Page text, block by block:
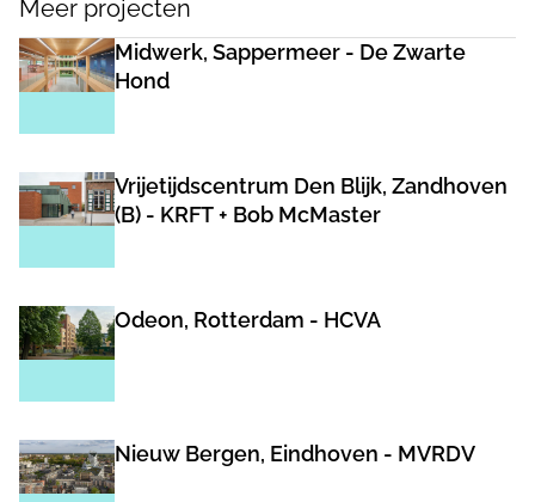
Meer projecten
Midwerk, Sappermeer - De Zwarte
Hond
Vrijetijdscentrum Den Blijk, Zandhoven
(B) - KRFT + Bob McMaster
Odeon, Rotterdam - HCVA
Nieuw Bergen, Eindhoven - MVRDV